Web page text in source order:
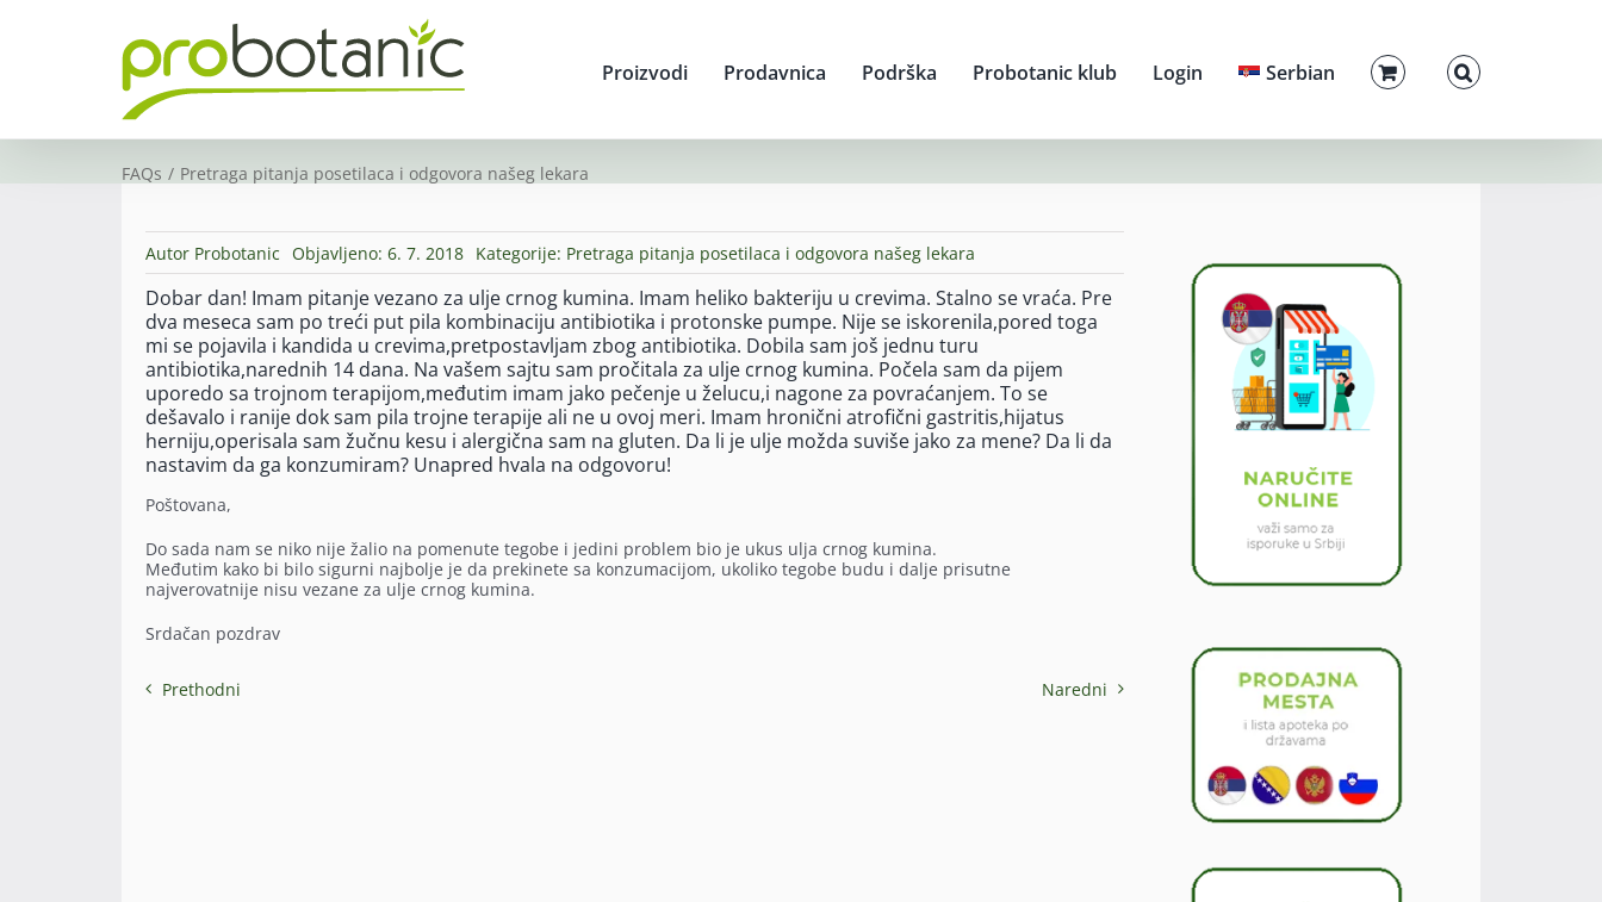
Proizvodi Prodavnica Podrška Probotanic klub Login Serbian
FAQs Pretraga pitanja posetilaca i odgovora našeg lekara
Autor Probotanic Objavljeno: 6. 7. 2018 Kategorije: Pretraga pitanja posetilaca i odgovora našeg lekara
Dobar dan! Imam pitanje vezano za ulje crnog kumina. Imam heliko bakteriju u crevima. Stalno se vraća. Pre
dva meseca sam po treći put pila kombinaciju antibiotika i protonske pumpe. Nije se iskorenila,pored toga
mi se pojavila i kandida u crevima,pretpostavljam zbog antibiotika. Dobila sam još jednu turu
antibiotika,narednih 14 dana. Na vašem sajtu sam pročitala za ulje crnog kumina. Počela sam da pijem
uporedo sa trojnom terapijom,međutim imam jako pečenje u želucu,i nagone za povraćanjem. To se
dešavalo i ranije dok sam pila trojne terapije ali ne u ovoj meri. Imam hronični atrofični gastritis,hijatus
herniju,operisala sam žučnu kesu i alergična sam na gluten. Da li je ulje možda suviše jako za mene? Da li da
nastavim da ga konzumiram? Unapred hvala na odgovoru!
Poštovana,
Do sada nam se niko nije žalio na pomenute tegobe i jedini problem bio je ukus ulja crnog kumina.
Međutim kako bi bilo sigurni najbolje je da prekinete sa konzumacijom, ukoliko tegobe budu i dalje prisutne
najverovatnije nisu vezane za ulje crnog kumina.
Srdačan pozdrav
Prethodni Naredni